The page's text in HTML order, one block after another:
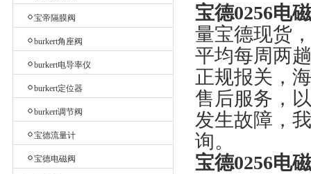
宝帝隔膜阀
burkert角座阀
burkert电导率仪
burkert定位器
burkert调节阀
宝德流量计
宝德电磁阀
宝德0256电
量宝德现货
平均每周两
正规报关，
售后服务，
发生故障，
询。
宝德0256电